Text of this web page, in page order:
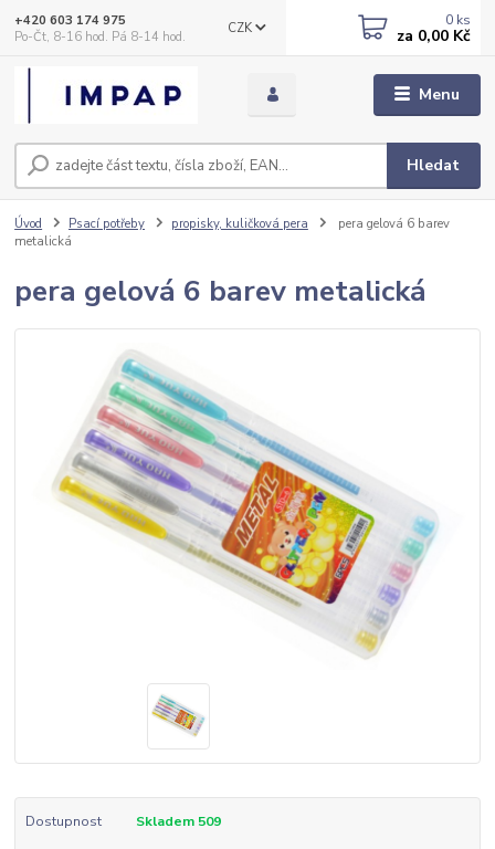
Menu
CZK
Hledat
+420 603 174 975
Po-Čt, 8-16 hod. Pá 8-14 hod.
0 ks
za 0,00 Kč
Úvod Psací potřeby propisky, kuličková pera
pera gelová 6 barev
metalická
pera gelová 6 barev metalická
Dostupnost Skladem 509